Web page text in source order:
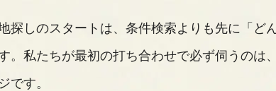
探しのスタートは、条件検索よりも先に「ど
。私たちが最初の打ち合わせで必ず伺うのは
です。